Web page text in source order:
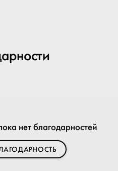
нет благодарностей